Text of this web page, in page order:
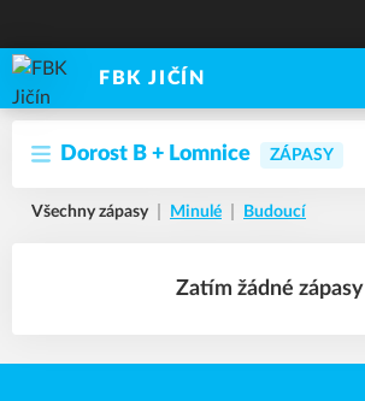
FBK JIČÍN
Dorost B + Lomnice ZÁPASY
Všechny zápasy Minulé Budoucí
Zatím žádné zápasy